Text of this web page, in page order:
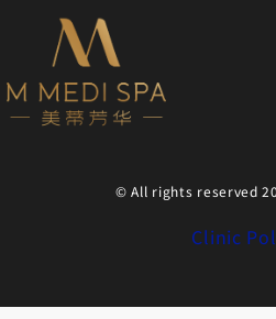
© All rights reserved
Clinic